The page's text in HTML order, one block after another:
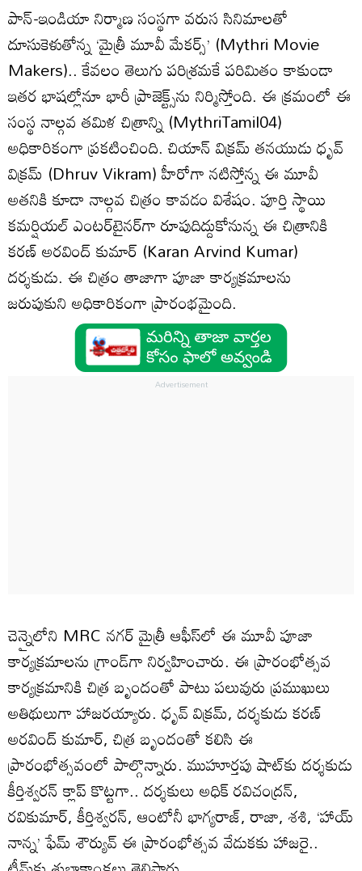
పాన్-ఇండియా నిర్మాణ సంస్థగా వరుస సినిమాలతో
దూసుకెళుతోన్న ‘మైత్రీ మూవీ మేకర్స్’ (Mythri Movie
Makers).. కేవలం తెలుగు పరిశ్రమకే పరిమితం కాకుండా
ఇతర భాషల్లోనూ భారీ ప్రాజెక్ట్స్‌ను నిర్మిస్తోంది. ఈ క్రమంలో ఈ
సంస్థ నాల్గవ తమిళ చిత్రాన్ని (MythriTamil04)
అధికారికంగా ప్రకటించింది. చియాన్ విక్రమ్ తనయుడు ధృవ్
విక్రమ్ (Dhruv Vikram) హీరోగా నటిస్తోన్న ఈ మూవీ
అతనికి కూడా నాల్గవ చిత్రం కావడం విశేషం. పూర్తి స్థాయి
కమర్షియల్ ఎంటర్‌టైనర్‌గా రూపుదిద్దుకోనున్న ఈ చిత్రానికి
కరణ్ అరవింద్ కుమార్ (Karan Arvind Kumar)
దర్శకుడు. ఈ చిత్రం తాజాగా పూజా కార్యక్రమాలను
జరుపుకుని అధికారికంగా ప్రారంభమైంది.
చెన్నైలోని MRC నగర్‌ మైత్రీ ఆఫీస్‌లో ఈ మూవీ పూజా
కార్యక్రమాలను గ్రాండ్‌గా నిర్వహించారు. ఈ ప్రారంభోత్సవ
కార్యక్రమానికి చిత్ర బృందంతో పాటు పలువురు ప్రముఖులు
అతిథులుగా హాజరయ్యారు. ధృవ్ విక్రమ్, దర్శకుడు కరణ్
అరవింద్ కుమార్, చిత్ర బృందంతో కలిసి ఈ
ప్రారంభోత్సవంలో పాల్గొన్నారు. ముహూర్తపు షాట్‌కు దర్శకుడు
కీర్తిశ్వరన్ క్లాప్‌ కొట్టగా.. దర్శకులు అధిక్ రవిచంద్రన్,
రవికుమార్, కీర్తిశ్వరన్, ఆంటోనీ భాగ్యరాజ్, రాజా, శశి, ‘హాయ్
నాన్న’ ఫేమ్ శౌర్యువ్ ఈ ప్రారంభోత్సవ వేడుకకు హాజరై..